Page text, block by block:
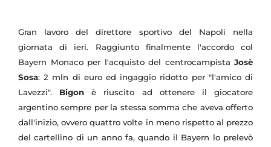
Gran lavoro del direttore sportivo del Napoli nella
giornata di ieri. Raggiunto finalmente l'accordo col
Bayern Monaco per l'acquisto del centrocampista Josè
Sosa: 2 mln di euro ed ingaggio ridotto per "l'amico di
Lavezzi". Bigon è riuscito ad ottenere il giocatore
argentino sempre per la stessa somma che aveva offerto
dall'inizio, ovvero quattro volte in meno rispetto al prezzo
del cartellino di un anno fa, quando il Bayern lo prelevò